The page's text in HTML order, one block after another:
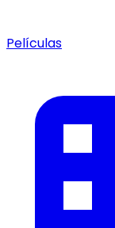
Películas